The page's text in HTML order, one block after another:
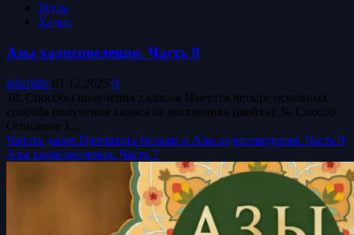
Усуль
Хадис
Азы хадисоведения. Часть 9
islamkbr 01.12.2025 0
10. Способы получения хадисов Имеется четыре основных
способа получения хадиса от наставника (шейха): № Способ
Описание 1...
Читать далее Прочитать больше о Азы хадисоведения. Часть 9
Азы хадисоведения. Часть 7